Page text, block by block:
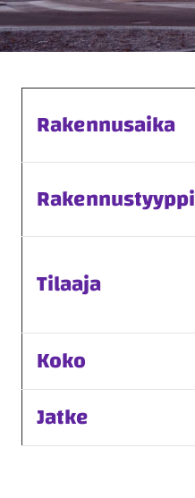
Rakennusaika
Rakennustyyppi
Tilaaja
Koko
Jatke